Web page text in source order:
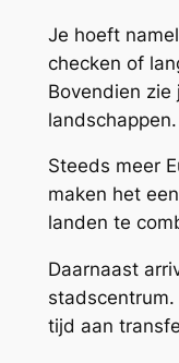
Je hoeft
checken of
Bovendien
landschappen.
Steeds meer
maken het
landen te
Daarnaast
tijd aan